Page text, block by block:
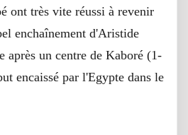
ont très vite réussi à revenir
enchaînement d'Aristide
après un centre de Kaboré (1-
encaissé par l'Egypte dans le